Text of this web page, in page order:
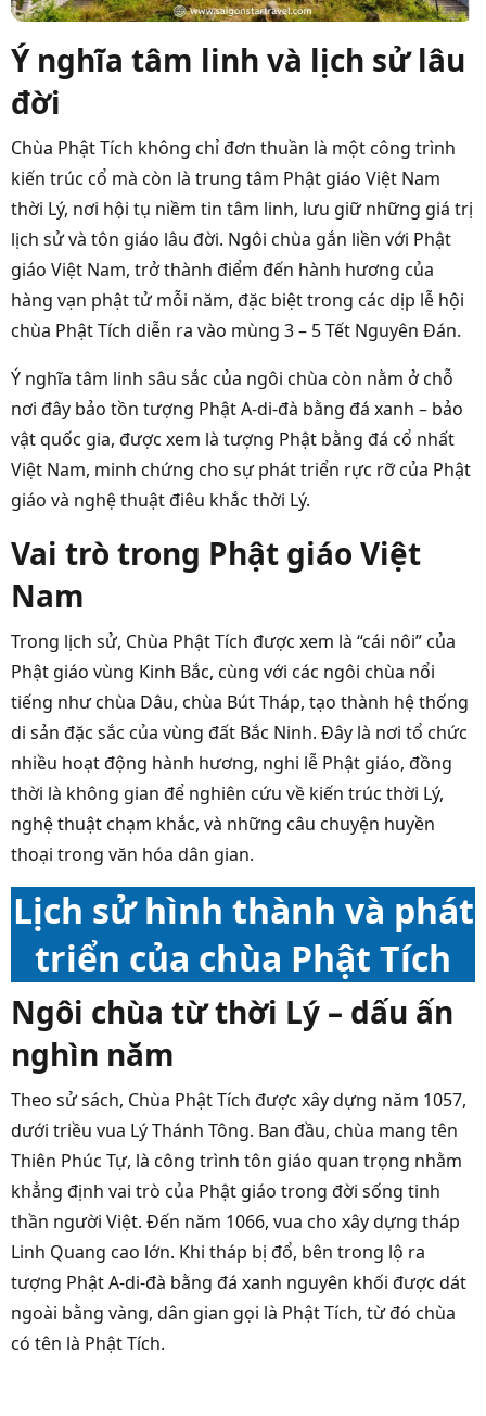
Ý nghĩa tâm linh và lịch sử lâu
đời
Chùa Phật Tích không chỉ đơn thuần là một công trình
kiến trúc cổ mà còn là trung tâm Phật giáo Việt Nam
thời Lý, nơi hội tụ niềm tin tâm linh, lưu giữ những giá trị
lịch sử và tôn giáo lâu đời. Ngôi chùa gắn liền với Phật
giáo Việt Nam, trở thành điểm đến hành hương của
hàng vạn phật tử mỗi năm, đặc biệt trong các dịp lễ hội
chùa Phật Tích diễn ra vào mùng 3 – 5 Tết Nguyên Đán.
Ý nghĩa tâm linh sâu sắc của ngôi chùa còn nằm ở chỗ
nơi đây bảo tồn tượng Phật A-di-đà bằng đá xanh – bảo
vật quốc gia, được xem là tượng Phật bằng đá cổ nhất
Việt Nam, minh chứng cho sự phát triển rực rỡ của Phật
giáo và nghệ thuật điêu khắc thời Lý.
Vai trò trong Phật giáo Việt
Nam
Trong lịch sử, Chùa Phật Tích được xem là “cái nôi” của
Phật giáo vùng Kinh Bắc, cùng với các ngôi chùa nổi
tiếng như chùa Dâu, chùa Bút Tháp, tạo thành hệ thống
di sản đặc sắc của vùng đất Bắc Ninh. Đây là nơi tổ chức
nhiều hoạt động hành hương, nghi lễ Phật giáo, đồng
thời là không gian để nghiên cứu về kiến trúc thời Lý,
nghệ thuật chạm khắc, và những câu chuyện huyền
thoại trong văn hóa dân gian.
Lịch sử hình thành và phát
triển của chùa Phật Tích
Ngôi chùa từ thời Lý – dấu ấn
nghìn năm
Theo sử sách, Chùa Phật Tích được xây dựng năm 1057,
dưới triều vua Lý Thánh Tông. Ban đầu, chùa mang tên
Thiên Phúc Tự, là công trình tôn giáo quan trọng nhằm
khẳng định vai trò của Phật giáo trong đời sống tinh
thần người Việt. Đến năm 1066, vua cho xây dựng tháp
Linh Quang cao lớn. Khi tháp bị đổ, bên trong lộ ra
tượng Phật A-di-đà bằng đá xanh nguyên khối được dát
ngoài bằng vàng, dân gian gọi là Phật Tích, từ đó chùa
có tên là Phật Tích.